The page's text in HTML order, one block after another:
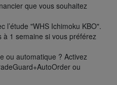
que vous souhaitez
l’étude "WHS Ichimoku KBO".
à 1 semaine si vous préférez
ou automatique ? Activez
ou